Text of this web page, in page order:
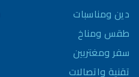
دين ومناسبات
طقس ومناخ
سفر ومغتربين
تقنية واتصالات